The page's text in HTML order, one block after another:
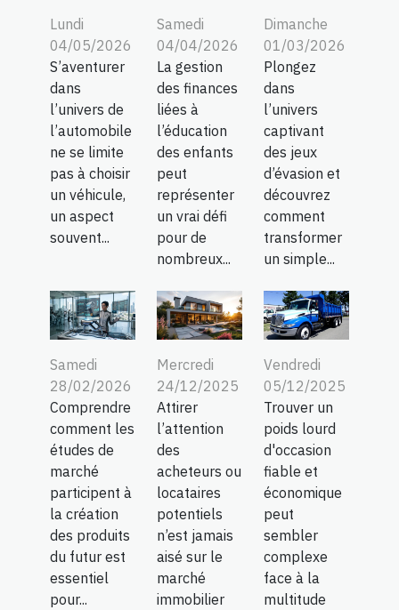
Lundi
04/05/2026
S’aventurer
dans
l’univers de
l’automobile
ne se limite
pas à choisir
un véhicule,
un aspect
souvent...
Samedi
04/04/2026
La gestion
des finances
liées à
l’éducation
des enfants
peut
représenter
un vrai défi
pour de
nombreux...
Dimanche
01/03/2026
Plongez
dans
l’univers
captivant
des jeux
d’évasion et
découvrez
comment
transformer
un simple...
Samedi
28/02/2026
Comprendre
comment les
études de
marché
participent à
la création
des produits
du futur est
essentiel
pour...
Mercredi
24/12/2025
Attirer
l’attention
des
acheteurs ou
locataires
potentiels
n’est jamais
aisé sur le
marché
immobilier
Vendredi
05/12/2025
Trouver un
poids lourd
d'occasion
fiable et
économique
peut
sembler
complexe
face à la
multitude